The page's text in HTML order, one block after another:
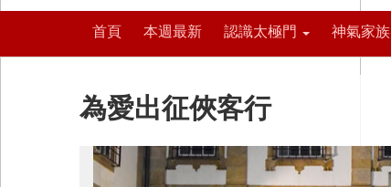
首頁 本週最新 認識太極門 神氣家族
為愛出征俠客行